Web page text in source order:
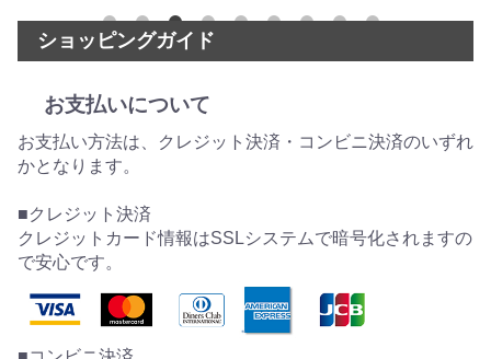
ショッピングガイド
お支払いについて
お支払い方法は、クレジット決済・コンビニ決済のいずれ
かとなります。
■クレジット決済
クレジットカード情報はSSLシステムで暗号化されますの
で安心です。